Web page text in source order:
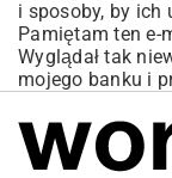
i sposoby, by ich
Pamiętam ten e-
Wyglądał tak
mojego banku i